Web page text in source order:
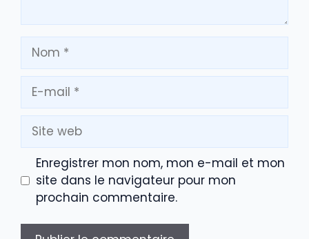
Nom
mail
Site
web
Enregistrer mon nom, mon e-mail et mon
site dans le navigateur pour mon
prochain commentaire.